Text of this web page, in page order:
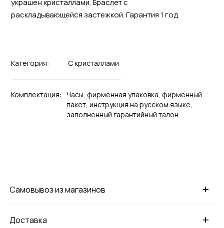
украшен кристаллами. Браслет с
раскладывающейся застежкой. Гарантия 1 год.
Категория: С кристаллами
Комплектация: Часы, фирменная упаковка, фирменный
пакет, инструкция на русском языке,
заполненный гарантийный талон.
+
Самовывоз из магазинов
+
Доставка